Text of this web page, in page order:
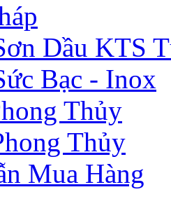
Dầu KTS
Bạc - Inox
Thủy
Thủy
Mua Hàng